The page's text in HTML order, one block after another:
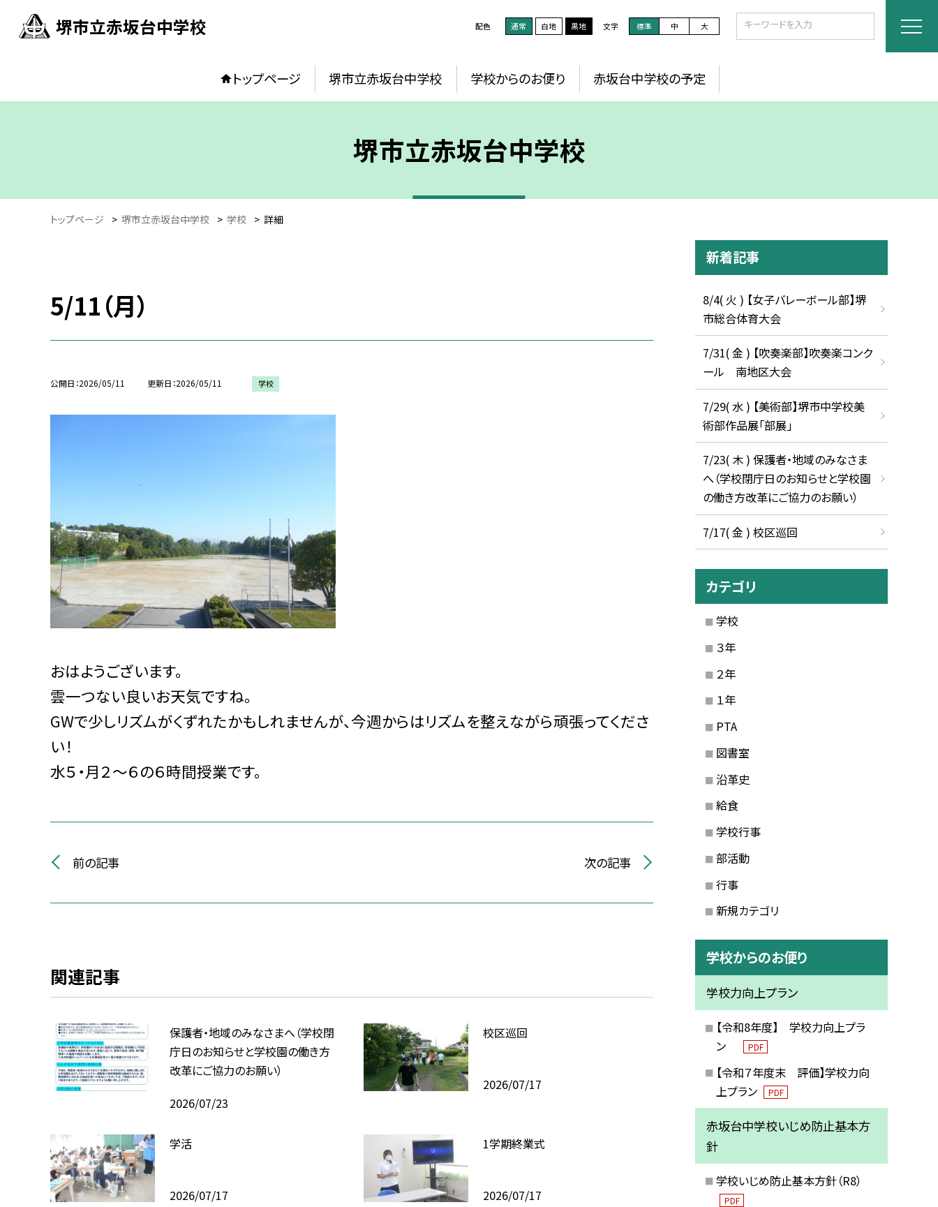
堺市立赤坂台中学校 配色 通常 白地 黒地 文字 標準 中 大
トップページ 堺市立赤坂台中学校 学校からのお便り 赤坂台中学校の予定
堺市立赤坂台中学校
トップページ > 堺市立赤坂台中学校 > 学校 > 詳細
5/11（月）
公開日 2026/05/11 更新日 2026/05/11 学校
おはようございます。
雲一つない良いお天気ですね。
GWで少しリズムがくずれたかもしれませんが、今週からはリズムを整えながら頑張ってくださ
い！
水５・月２～６の６時間授業です。
前の記事 次の記事
関連記事
保護者・地域のみなさまへ（学校閉
庁日のお知らせと学校園の働き方
改革にご協力のお願い）
2026/07/23
校区巡回
2026/07/17
学活
2026/07/17
1学期終業式
2026/07/17
新着記事
8/4( 火 ) 【女子バレーボール部】堺
市総合体育大会
7/31( 金 ) 【吹奏楽部】吹奏楽コンク
ール 南地区大会
7/29( 水 ) 【美術部】堺市中学校美
術部作品展「部展」
7/23( 木 ) 保護者・地域のみなさま
へ（学校閉庁日のお知らせと学校園
の働き方改革にご協力のお願い）
7/17( 金 ) 校区巡回
カテゴリ
学校
３年
２年
１年
PTA
図書室
沿革史
給食
学校行事
部活動
行事
新規カテゴリ
学校からのお便り
学校力向上プラン
【令和8年度】 学校力向上プラ
ン
PDF
【令和７年度末 評価】学校力向
上プラン
PDF
赤坂台中学校いじめ防止基本方
針
学校いじめ防止基本方針（R8）
PDF